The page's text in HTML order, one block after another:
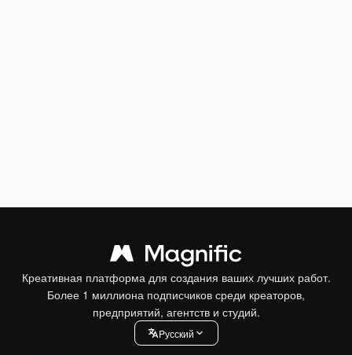
Креативная платформа для создания ваших лучших работ.
Более 1 миллиона подписчиков среди креаторов,
предприятий, агентств и студий.
Pусский